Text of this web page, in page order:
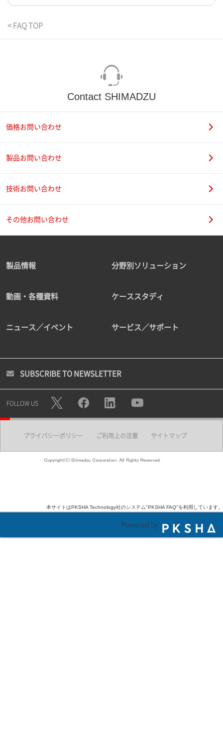
< FAQ TOP
Contact SHIMADZU
価格お問い合わせ
製品お問い合わせ
技術お問い合わせ
その他お問い合わせ
製品情報 分野別ソリューション
動画・各種資料 ケーススタディ
ニュース／イベント サービス／サポート
SUBSCRIBE TO NEWSLETTER
FOLLOW US
プライバシーポリシー ご利用上の注意 サイトマップ
本サイトはPKSHA Technology社のシステム"PKSHA FAQ"を利用しています。
Powered by